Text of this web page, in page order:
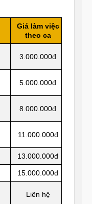
Giá làm việc
theo ca
3.000.000đ
5.000.000đ
8.000.000đ
11.000.000đ
13.000.000đ
15.000.000đ
Liên hệ